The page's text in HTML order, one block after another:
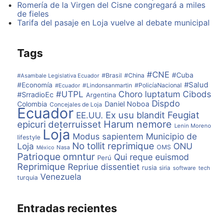
ocurriendo en tiempo real en cada una de ellas.
trataría de utilizarlos para sobrevolar cultivos, con el
fin de detectar problemas que de otro modo podrían
La jornada de trabajo ha concluido con la empresa
Bynse, especialista y pionera en Europa en desarrollar
sistemas de información y análisis de datos, quien ha
presentado una solución que permite a los gestores y
productores agrícolas controlar, desde cualquier
dispositivo con conexión a Internet, el estado actual y
las necesidades futuras de sus cultivos.
Estas jornadas, enmarcadas en FIMART 2016, visitarán
próximamente Peñarroya-Pueblonuevo, Baena,
Pozoblanco y Puente Genil.
Romería de la Virgen del Cisne congregará a miles
de fieles
Tarifa del pasaje en Loja vuelve al debate municipal
Tags
#Asambale Legislativa Ecuador #Brasil #China #CNE #Cuba
#Economía #Ecuador #Lindonsanmartin #PolicíaNacional #Salud
#SrradioEc #UTPL Argentina Choro luptatum Cibods
Colombia Concejales de Loja Daniel Noboa Dispdo
Ecuador EE.UU. Ex usu blandit Feugiat
epicuri deterruisset Harum nemore Lenin Moreno
lifestyle Loja Modus sapientem Municipio de
Loja México Nasa No tollit reprimique OMS ONU
Patrioque omntur Perú Qui reque euismod
Reprimique Repriue dissentiet rusia siria software tech
turquia Venezuela
Entradas recientes